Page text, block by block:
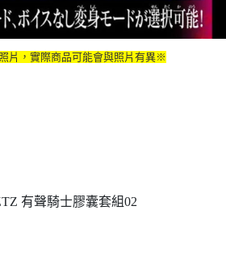
片，實際商品可能會與照片有異※
有聲騎士膠囊套組02